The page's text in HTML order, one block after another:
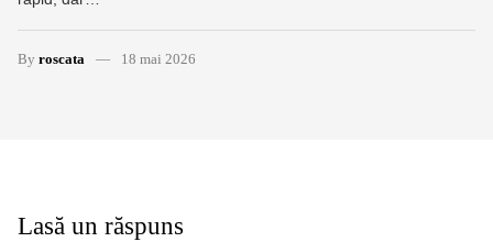
By roscata 18 mai 2026
Lasă un răspuns